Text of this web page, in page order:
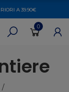
A 39.90€
0